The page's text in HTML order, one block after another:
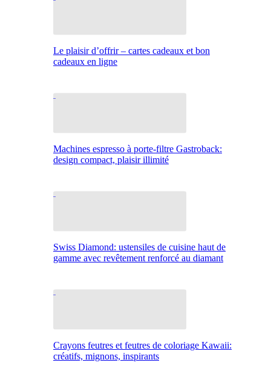
Le plaisir d’offrir – cartes cadeaux et bon
cadeaux en ligne
Machines espresso à porte-filtre Gastroback:
design compact, plaisir illimité
Swiss Diamond: ustensiles de cuisine haut de
gamme avec revêtement renforcé au diamant
Crayons feutres et feutres de coloriage Kawaii:
créatifs, mignons, inspirants